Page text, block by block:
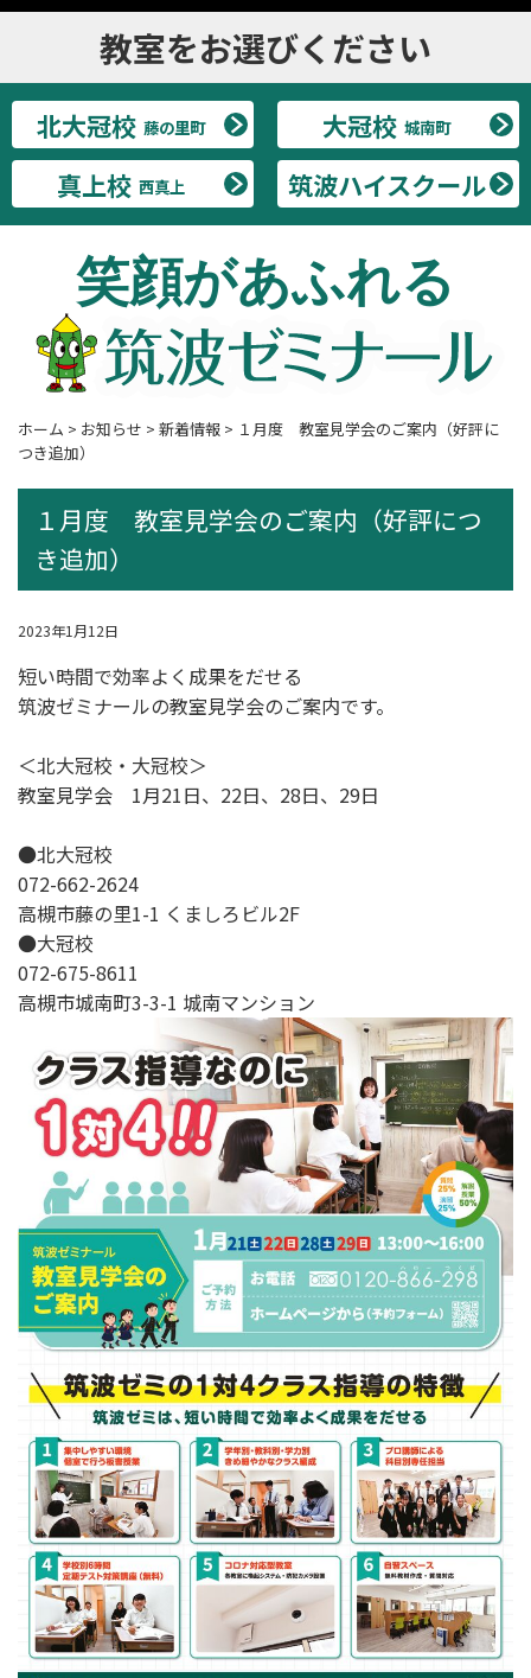
教室をお選びください
北大冠校 藤の里町 大冠校 城南町
真上校 西真上 筑波ハイスクール
笑顔があふれる
ホーム > お知らせ > 新着情報 > １月度 教室見学会のご案内（好評に
つき追加）
１月度 教室見学会のご案内（好評につ
き追加）
2023年1月12日
短い時間で効率よく成果をだせる
筑波ゼミナールの教室見学会のご案内です。
＜北大冠校・大冠校＞
教室見学会 1月21日、22日、28日、29日
●北大冠校
072-662-2624
高槻市藤の里1-1 くましろビル2F
●大冠校
072-675-8611
高槻市城南町3-3-1 城南マンション